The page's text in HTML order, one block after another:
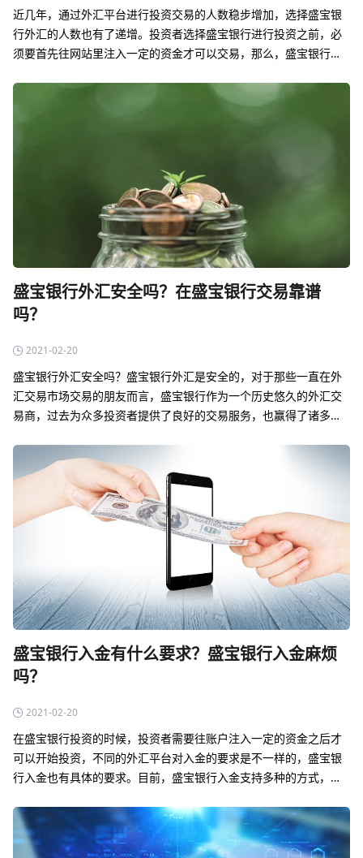
近几年，通过外汇平台进行投资交易的人数稳步增加，选择盛宝银
行外汇的人数也有了递增。投资者选择盛宝银行进行投资之前，必
须要首先往网站里注入一定的资金才可以交易，那么，盛宝银行外
次不低于2100美元，无最大…
盛宝银行外汇安全吗？在盛宝银行交易靠谱
吗？
2021-02-20
盛宝银行外汇安全吗？盛宝银行外汇是安全的，对于那些一直在外
汇交易市场交易的朋友而言，盛宝银行作为一个历史悠久的外汇交
易商，过去为众多投资者提供了良好的交易服务，也赢得了诸多投
盛宝银行入金有什么要求？盛宝银行入金麻烦
吗？
2021-02-20
在盛宝银行投资的时候，投资者需要往账户注入一定的资金之后才
可以开始投资，不同的外汇平台对入金的要求是不一样的，盛宝银
行入金也有具体的要求。目前，盛宝银行入金支持多种的方式，在
银行电汇，还有中国银联。…